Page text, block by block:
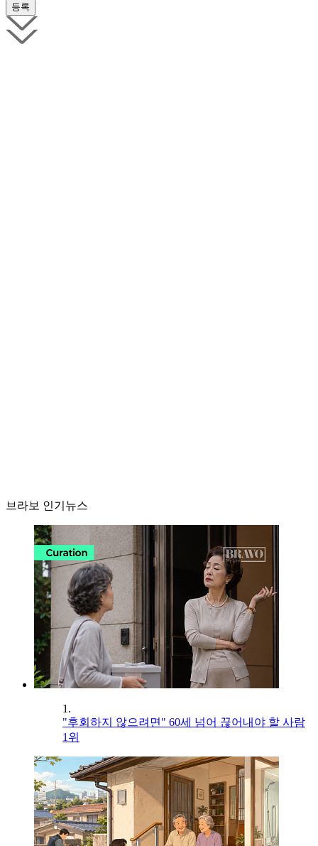
브라보 인기뉴스
1.
"후회하지 않으려면" 60세 넘어 끊어내야 할 사람
1위